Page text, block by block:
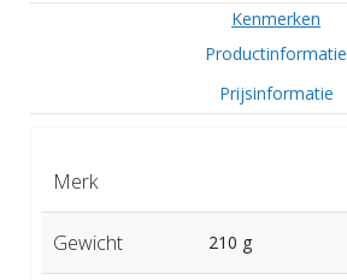
Kenmerken
Productinformatie
Prijsinformatie
Merk
Gewicht 210 g